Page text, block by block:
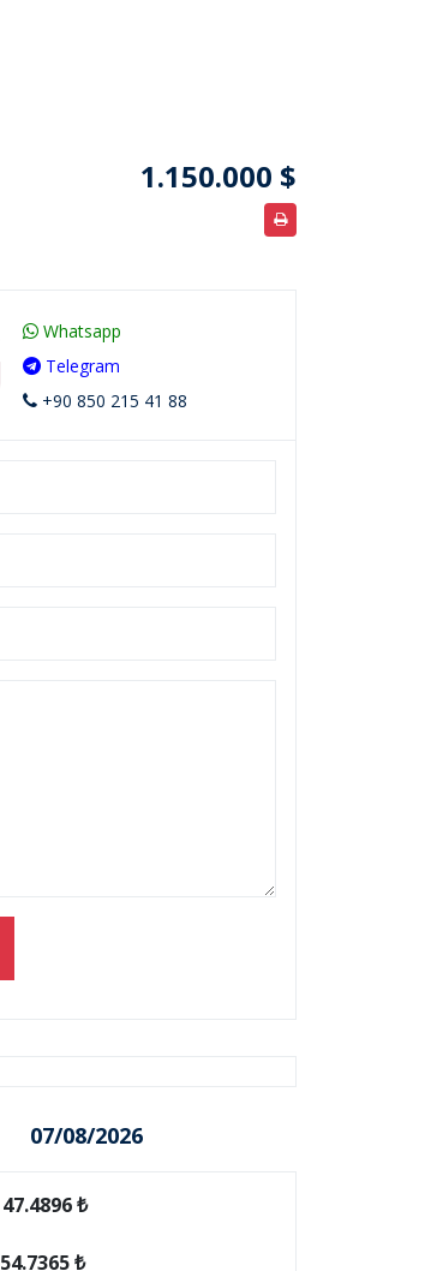
1.150.000 $
Whatsapp
Telegram
+90 850 215 41 88
07/08/2026
47.4896 ₺
54.7365 ₺